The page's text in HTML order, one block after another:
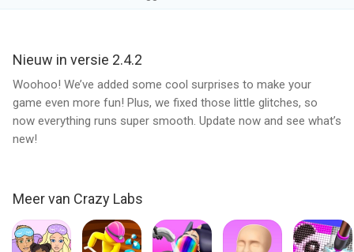
Nieuw in versie 2.4.2
Woohoo! We’ve added some cool surprises to make your
game even more fun! Plus, we fixed those little glitches, so
now everything runs super smooth. Update now and see what’s
new!
Meer van Crazy Labs